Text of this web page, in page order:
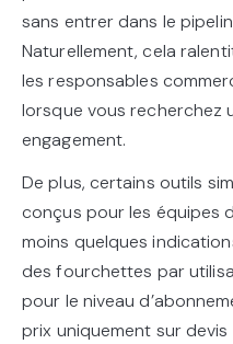
sans entrer dans le
Naturellement, cela
les responsables
lorsque vous recherchez
engagement.
De plus, certains outils
conçus pour les équipes
moins quelques
des fourchettes par
pour le niveau
prix uniquement sur